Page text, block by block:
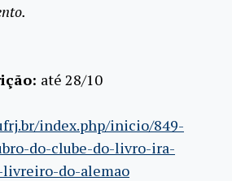
até 28/10
index.php/inicio/849-
do-clube-do-livro-ira-
do-alemao